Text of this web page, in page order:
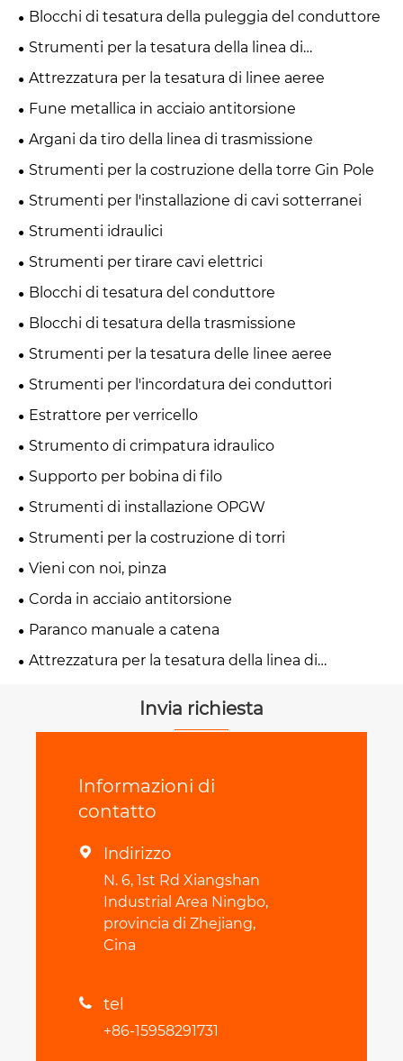
Blocchi di tesatura della puleggia del conduttore
Strumenti per la tesatura della linea di
trasmissione
Attrezzatura per la tesatura di linee aeree
Fune metallica in acciaio antitorsione
Argani da tiro della linea di trasmissione
Strumenti per la costruzione della torre Gin Pole
Strumenti per l'installazione di cavi sotterranei
Strumenti idraulici
Strumenti per tirare cavi elettrici
Blocchi di tesatura del conduttore
Blocchi di tesatura della trasmissione
Strumenti per la tesatura delle linee aeree
Strumenti per l'incordatura dei conduttori
Estrattore per verricello
Strumento di crimpatura idraulico
Supporto per bobina di filo
Strumenti di installazione OPGW
Strumenti per la costruzione di torri
Vieni con noi, pinza
Corda in acciaio antitorsione
Paranco manuale a catena
Attrezzatura per la tesatura della linea di
Invia richiesta
Informazioni di
contatto
 Indirizzo
N. 6, 1st Rd Xiangshan
Industrial Area Ningbo,
provincia di Zhejiang,
Cina
 tel
+86-15958291731